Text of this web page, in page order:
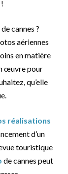
de cannes ?
aériennes
en matière
œuvre pour
qu’elle
réalisations
d’un
touristique
de cannes peut